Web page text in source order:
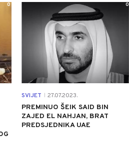
0
SVIJET 27.07.2023.
PREMINUO ŠEIK SAID BIN
ZAJED EL NAHJAN, BRAT
PREDSJEDNIKA UAE
0